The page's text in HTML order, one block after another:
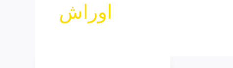
اوراش